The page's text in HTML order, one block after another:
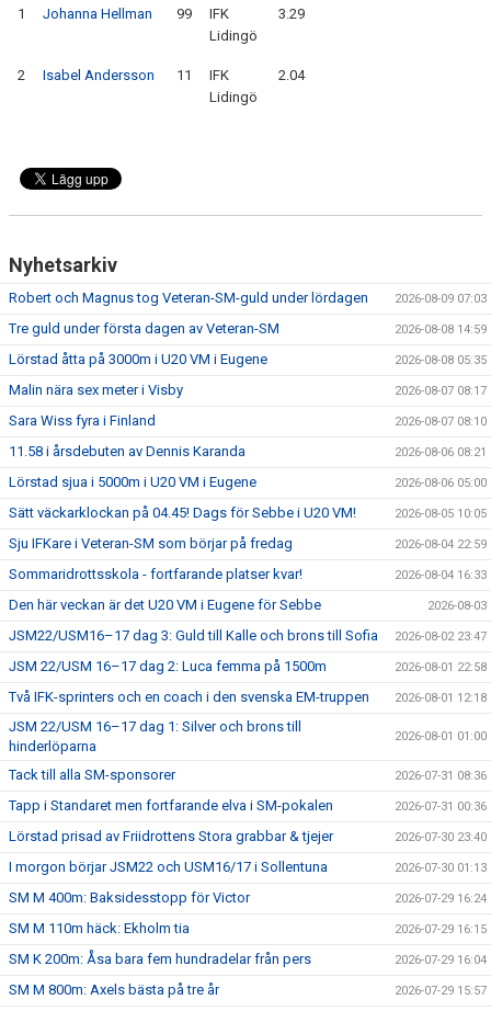
1 Johanna Hellman 99
IFK
Lidingö
3.29
2 Isabel Andersson 11
IFK
Lidingö
2.04
Nyhetsarkiv
Robert och Magnus tog Veteran-SM-guld under lördagen 2026-08-09 07:03
Tre guld under första dagen av Veteran-SM 2026-08-08 14:59
Lörstad åtta på 3000m i U20 VM i Eugene 2026-08-08 05:35
Malin nära sex meter i Visby 2026-08-07 08:17
Sara Wiss fyra i Finland 2026-08-07 08:10
11.58 i årsdebuten av Dennis Karanda 2026-08-06 08:21
Lörstad sjua i 5000m i U20 VM i Eugene 2026-08-06 05:00
Sätt väckarklockan på 04.45! Dags för Sebbe i U20 VM! 2026-08-05 10:05
Sju IFKare i Veteran-SM som börjar på fredag 2026-08-04 22:59
Sommaridrottsskola - fortfarande platser kvar! 2026-08-04 16:33
Den här veckan är det U20 VM i Eugene för Sebbe 2026-08-03
JSM22/USM16–17 dag 3: Guld till Kalle och brons till Sofia 2026-08-02 23:47
JSM 22/USM 16–17 dag 2: Luca femma på 1500m 2026-08-01 22:58
Två IFK-sprinters och en coach i den svenska EM-truppen 2026-08-01 12:18
JSM 22/USM 16–17 dag 1: Silver och brons till
hinderlöparna
2026-08-01 01:00
Tack till alla SM-sponsorer 2026-07-31 08:36
Tapp i Standaret men fortfarande elva i SM-pokalen 2026-07-31 00:36
Lörstad prisad av Friidrottens Stora grabbar & tjejer 2026-07-30 23:40
I morgon börjar JSM22 och USM16/17 i Sollentuna 2026-07-30 01:13
SM M 400m: Baksidesstopp för Victor 2026-07-29 16:24
SM M 110m häck: Ekholm tia 2026-07-29 16:15
SM K 200m: Åsa bara fem hundradelar från pers 2026-07-29 16:04
SM M 800m: Axels bästa på tre år 2026-07-29 15:57